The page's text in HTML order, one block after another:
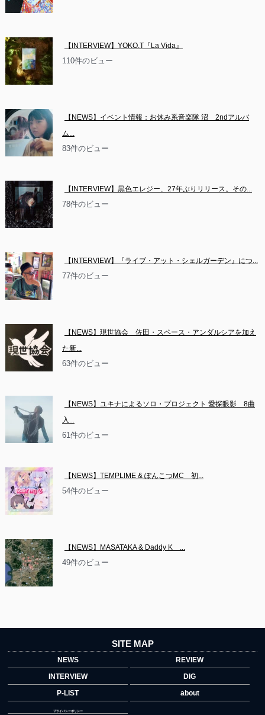
【INTERVIEW】YOKO.T『La Vida』
110件のビュー
【NEWS】イベント情報：お休み系音楽隊 沼　2ndアルバ
ム...
83件のビュー
【INTERVIEW】黒色エレジー、27年ぶりリリース。その...
78件のビュー
【INTERVIEW】『ライブ・アット・シェルガーデン』につ...
77件のビュー
【NEWS】現世協会　佐田・スペース・アンダルシアを加え
た新...
63件のビュー
【NEWS】ユキナによるソロ・プロジェクト 愛探眼影　8曲
入...
61件のビュー
【NEWS】TEMPLIME & ぽんこつMC　初...
54件のビュー
【NEWS】MASATAKA & Daddy K　...
49件のビュー
SITE MAP
NEWS
REVIEW
INTERVIEW
DIG
P-LIST
about
プライバシーポリシー